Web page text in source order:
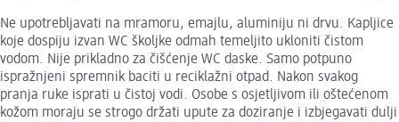
Ne upotrebljavati na mramoru, emajlu, aluminiju ni drvu. Kapljice
koje dospiju izvan WC školjke odmah temeljito ukloniti čistom
vodom. Nije prikladno za čišćenje WC daske. Samo potpuno
ispražnjeni spremnik baciti u reciklažni otpad. Nakon svakog
pranja ruke isprati u čistoj vodi. Osobe s osjetljivom ili oštećenom
kožom moraju se strogo držati upute za doziranje i izbjegavati dulji